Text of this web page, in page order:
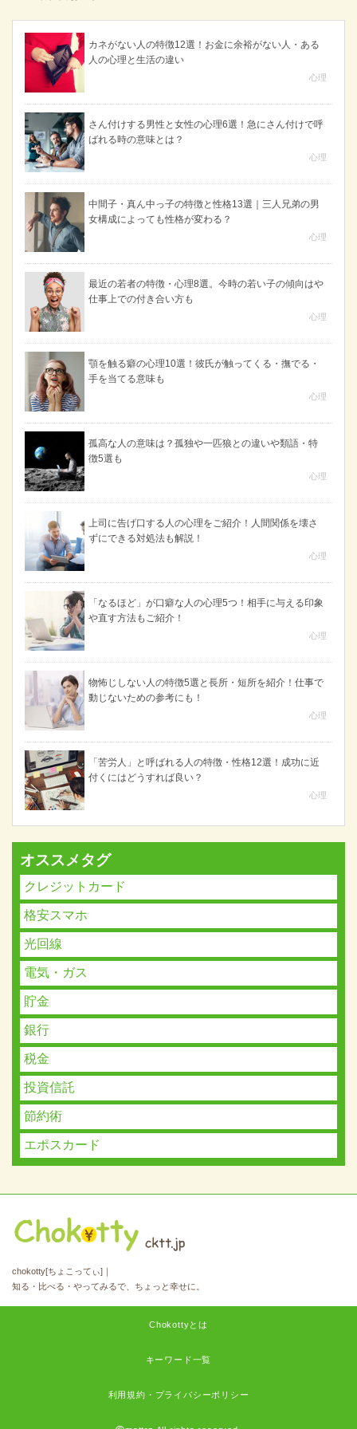
カネがない人の特徴12選！お金に余裕がない人・ある
人の心理と生活の違い
心理
さん付けする男性と女性の心理6選！急にさん付けで呼
ばれる時の意味とは？
心理
中間子・真ん中っ子の特徴と性格13選｜三人兄弟の男
女構成によっても性格が変わる？
心理
最近の若者の特徴・心理8選。今時の若い子の傾向はや
仕事上での付き合い方も
心理
顎を触る癖の心理10選！彼氏が触ってくる・撫でる・
手を当てる意味も
心理
孤高な人の意味は？孤独や一匹狼との違いや類語・特
徴5選も
心理
上司に告げ口する人の心理をご紹介！人間関係を壊さ
ずにできる対処法も解説！
心理
「なるほど」が口癖な人の心理5つ！相手に与える印象
や直す方法もご紹介！
心理
物怖じしない人の特徴5選と長所・短所を紹介！仕事で
動じないための参考にも！
心理
「苦労人」と呼ばれる人の特徴・性格12選！成功に近
付くにはどうすれば良い？
心理
オススメタグ
クレジットカード
格安スマホ
光回線
電気・ガス
貯金
銀行
税金
投資信託
節約術
エポスカード
chokotty[ちょこってぃ]｜
知る・比べる・やってみるで、ちょっと幸せに。
Chokottyとは
キーワード一覧
利用規約・プライバシーポリシー